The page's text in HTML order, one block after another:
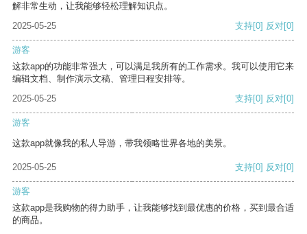
解非常生动，让我能够轻松理解知识点。
2025-05-25
支持[0] 反对[0]
游客
这款app的功能非常强大，可以满足我所有的工作需求。我可以使用它来
编辑文档、制作演示文稿、管理日程安排等。
2025-05-25
支持[0] 反对[0]
游客
这款app就像我的私人导游，带我领略世界各地的美景。
2025-05-25 支持[0] 反对[0]
游客
这款app是我购物的得力助手，让我能够找到最优惠的价格，买到最合适
的商品。